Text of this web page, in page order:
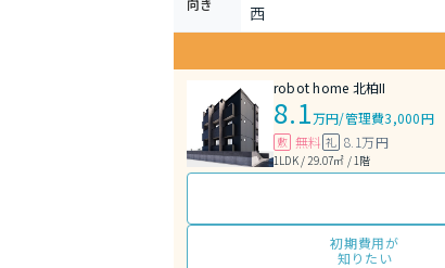
向き
西
robot home 北柏II
8.1万円/管理費3,000円
敷 無料 礼 8.1万円
1LDK / 29.07㎡ / 1階
初期費用が
知りたい